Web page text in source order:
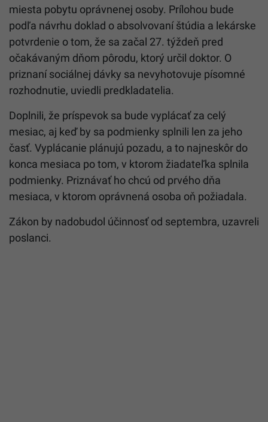
miesta pobytu oprávnenej osoby. Prílohou bude
podľa návrhu doklad o absolvovaní štúdia a lekárske
potvrdenie o tom, že sa začal 27. týždeň pred
očakávaným dňom pôrodu, ktorý určil doktor. O
priznaní sociálnej dávky sa nevyhotovuje písomné
rozhodnutie, uviedli predkladatelia.
Doplnili, že príspevok sa bude vyplácať za celý
mesiac, aj keď by sa podmienky splnili len za jeho
časť. Vyplácanie plánujú pozadu, a to najneskôr do
konca mesiaca po tom, v ktorom žiadateľka splnila
podmienky. Priznávať ho chcú od prvého dňa
mesiaca, v ktorom oprávnená osoba oň požiadala.
Zákon by nadobudol účinnosť od septembra, uzavreli
poslanci.